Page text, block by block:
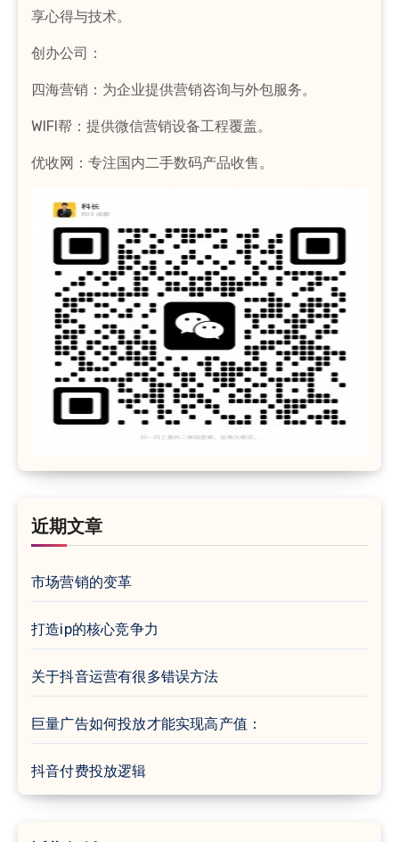
享心得与技术。
创办公司：
四海营销：为企业提供营销咨询与外包服务。
WIFI帮：提供微信营销设备工程覆盖。
优收网：专注国内二手数码产品收售。
近期文章
市场营销的变革
打造ip的核心竞争力
关于抖音运营有很多错误方法
巨量广告如何投放才能实现高产值：
抖音付费投放逻辑